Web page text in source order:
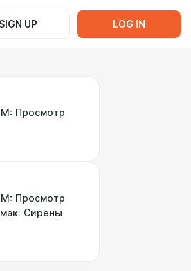
SIGN UP LOG IN
Просмотр
Просмотр
Сирены